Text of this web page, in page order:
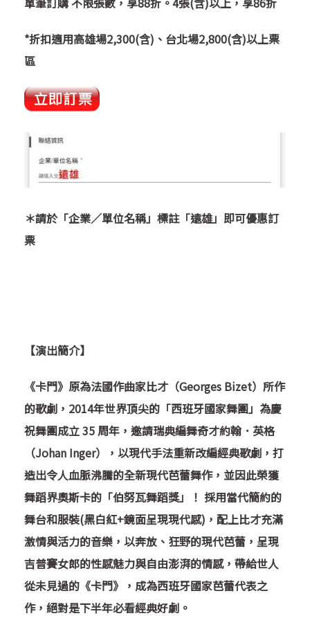
*折扣適用高雄場2,300(含)、台北場2,800(含)以上票
區
＊請於「企業／單位名稱」標註「遠雄」即可優惠訂
票
【演出簡介】
《卡門》原為法國作曲家比才（Georges Bizet）所作
的歌劇，2014年世界頂尖的「西班牙國家舞團」為慶
祝舞團成立 35 周年，邀請瑞典編舞奇才約翰．英格
（Johan Inger），以現代手法重新改編經典歌劇，打
造出令人血脈沸騰的全新現代芭蕾舞作，並因此榮獲
舞蹈界奧斯卡的「伯努瓦舞蹈獎」！ 採用當代簡約的
舞台和服裝(黑白紅+鏡面呈現現代感)，配上比才充滿
激情與活力的音樂，以奔放、狂野的現代芭蕾，呈現
吉普賽女郎的性感魅力與自由澎湃的情感，帶給世人
從未見過的《卡門》，成為西班牙國家芭蕾代表之
作，絕對是下半年必看經典好劇。